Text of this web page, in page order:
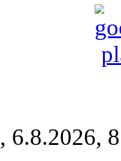
, 6.8.2026,